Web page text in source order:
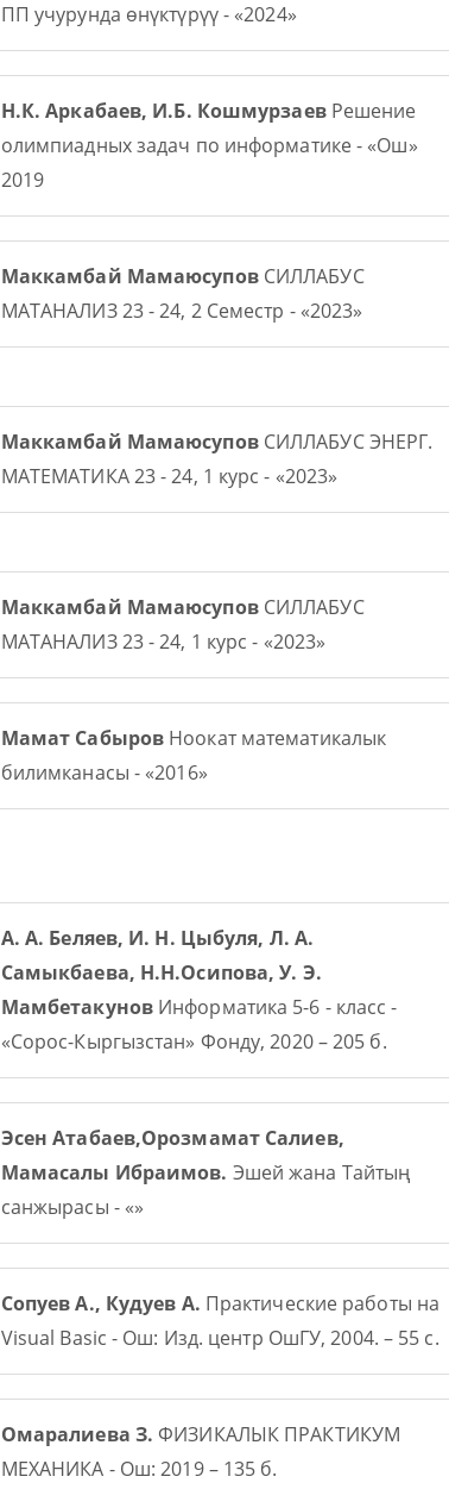
ПП учурунда өнүктүрүү - «2024»
Н.К. Аркабаев, И.Б. КошмурзаевРешение
олимпиадных задач по информатике - «Ош»
2019
Маккамбай МамаюсуповСИЛЛАБУС
МАТАНАЛИЗ 23 - 24, 2 Семестр - «2023»
Маккамбай МамаюсуповСИЛЛАБУС ЭНЕРГ.
МАТЕМАТИКА 23 - 24, 1 курс - «2023»
Маккамбай МамаюсуповСИЛЛАБУС
МАТАНАЛИЗ 23 - 24, 1 курс - «2023»
Мамат Сабыров Ноокат математикалык
билимканасы - «2016»
А. А. Беляев, И. Н. Цыбуля, Л. А.
Самыкбаева, Н.Н.Осипова, У. Э.
МамбетакуновИнформатика 5-6 - класс -
«Сорос-Кыргызстан» Фонду, 2020 – 205 б.
Эсен Атабаев,Орозмамат Салиев,
Мамасалы Ибраимов. Эшей жана Тайтың
санжырасы - «»
Сопуев А., Кудуев А. Практические работы на
Visual Basic - Ош: Изд. центр ОшГУ, 2004. – 55 с.
Омаралиева З. ФИЗИКАЛЫК ПРАКТИКУМ
МЕХАНИКА - Ош: 2019 – 135 б.